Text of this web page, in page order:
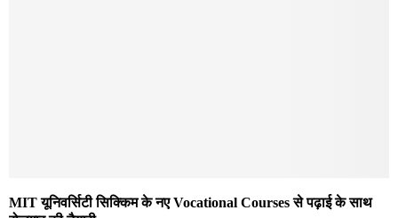
MIT यूनिवर्सिटी सिक्किम के नए Vocational Courses से पढ़ाई के साथ